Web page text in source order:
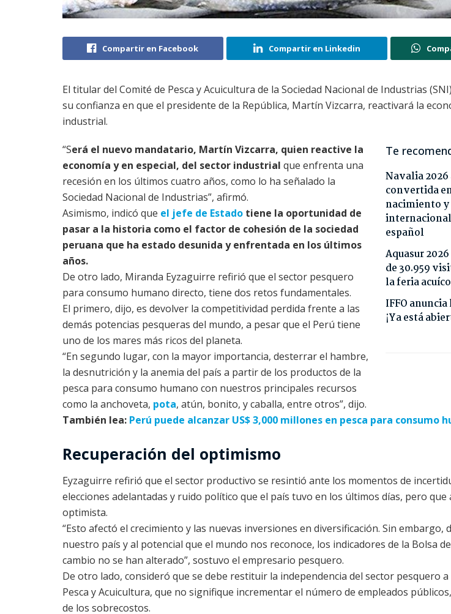
Compartir en Facebook Compartir en Linkedin
El titular del Comité de Pesca y Acuicultura de la Sociedad Nacional de Industrias
su confianza en que el presidente de la República, Martín Vizcarra, reactivará la
industrial.
Te
Navalia 2026
convertida
nacimiento
español
Aquasur
de 30.959
la feria
IFFO
¡Ya está
“Será el nuevo mandatario, Martín Vizcarra, quien reactive la
economía y en especial, del sector industrial que enfrenta una
recesión en los últimos cuatro años, como lo ha señalado la
Sociedad Nacional de Industrias”, afirmó.
Asimismo, indicó que el jefe de Estado tiene la oportunidad de
pasar a la historia como el factor de cohesión de la sociedad
peruana que ha estado desunida y enfrentada en los últimos
años.
De otro lado, Miranda Eyzaguirre refirió que el sector pesquero
para consumo humano directo, tiene dos retos fundamentales.
El primero, dijo, es devolver la competitividad perdida frente a las
demás potencias pesqueras del mundo, a pesar que el Perú tiene
uno de los mares más ricos del planeta.
“En segundo lugar, con la mayor importancia, desterrar el hambre,
la desnutrición y la anemia del país a partir de los productos de la
pesca para consumo humano con nuestros principales recursos
como la anchoveta, pota, atún, bonito, y caballa, entre otros”, dijo.
También lea: Perú puede alcanzar US$ 3,000 millones en pesca para consumo
Recuperación del optimismo
Eyzaguirre refirió que el sector productivo se resintió ante los momentos de
elecciones adelantadas y ruido político que el país tuvo en los últimos días, pero
optimista.
“Esto afectó el crecimiento y las nuevas inversiones en diversificación. Sin embargo,
nuestro país y al potencial que el mundo nos reconoce, los indicadores de la Bolsa
cambio no se han alterado”, sostuvo el empresario pesquero.
De otro lado, consideró que se debe restituir la independencia del sector pesquero
Pesca y Acuicultura, que no signifique incrementar el número de empleados
de los sobrecostos.